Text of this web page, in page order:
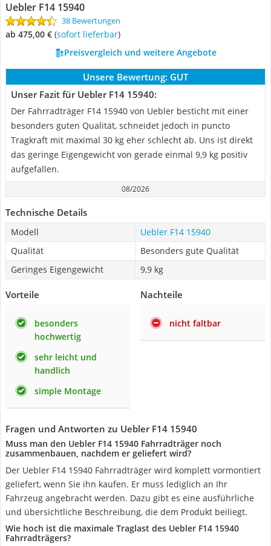
Uebler F14 15940
38 Bewertungen
ab 475,00 € ( Sofort lieferbar)
Preisvergleich und weitere Angebote
Unsere Bewertung: GUT
Unser Fazit für Uebler F14 15940:
Der Fahrradträger F14 15940 von Uebler besticht mit einer
besonders guten Qualität, schneidet jedoch in puncto
Tragkraft mit maximal 30 kg eher schlecht ab. Uns ist direkt
das geringe Eigengewicht von gerade einmal 9,9 kg positiv
aufgefallen.
08/2026
Technische Details
Modell
Uebler F14 15940
Qualität
Besonders gute Qualität
Geringes Eigengewicht
9,9 kg
Vorteile
besonders
hochwertig
sehr leicht und
handlich
simple Montage
Nachteile
nicht faltbar
Fragen und Antworten zu Uebler F14 15940
Muss man den Uebler F14 15940 Fahrradträger noch
zusammenbauen, nachdem er geliefert wird?
Der Uebler F14 15940 Fahrradträger wird komplett vormontiert
geliefert, wenn Sie ihn kaufen. Er muss lediglich an Ihr
Fahrzeug angebracht werden. Dazu gibt es eine ausführliche
und übersichtliche Beschreibung, die dem Produkt beiliegt.
Wie hoch ist die maximale Traglast des Uebler F14 15940
Fahrradträgers?